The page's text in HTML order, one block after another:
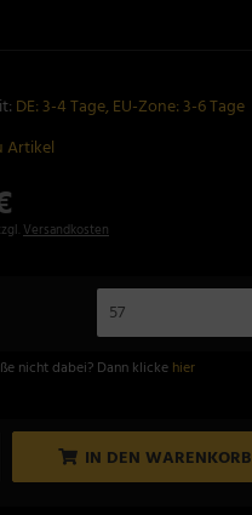
DE: 3-4 Tage, EU-Zone: 3-6 Tage
Artikel
Versandkosten
57
nicht dabei? Dann klicke hier
IN DEN WARENKORB